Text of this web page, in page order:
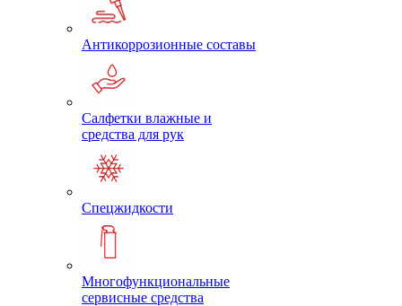
Антикоррозионные составы
Салфетки влажные и
средства для рук
Спецжидкости
Многофункциональные
сервисные средства